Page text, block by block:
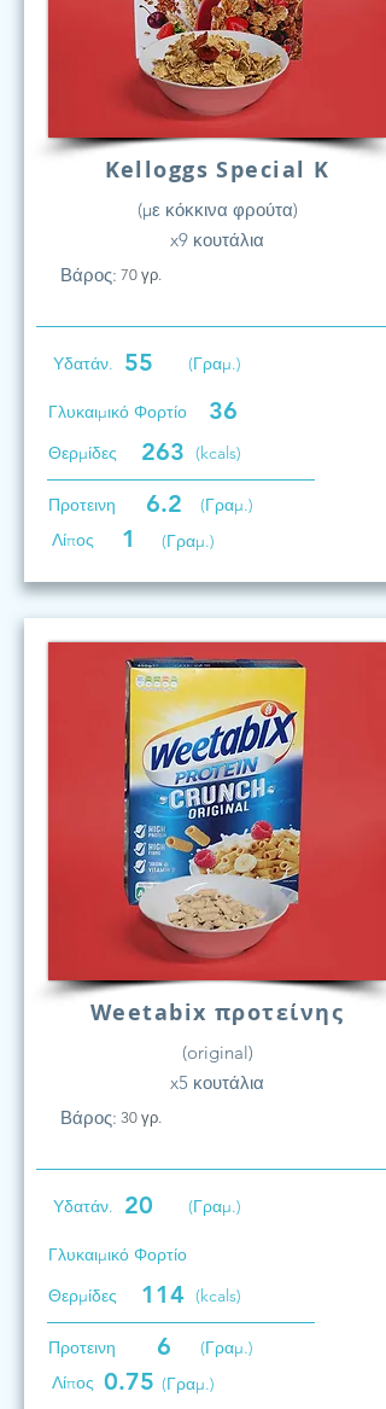
Kelloggs Special K
(με κόκκινα φρούτα)
x9 κουτάλια
Βάρος: 70 γρ.
Υδατάν. 55 (Γραμ.)
Γλυκαιμικό Φορτίο 36
Θερμίδες 263 (kcals)
Προτεινη 6.2
(Γραμ.)
Λίπος
1 (Γραμ.)
Weetabix προτείνης
(original)
x5 κουτάλια
Βάρος: 30 γρ.
Υδατάν. 20 (Γραμ.)
Γλυκαιμικό Φορτίο
Θερμίδες
114 (kcals)
Προτεινη 6
(Γραμ.)
Λίπος 0.75 (Γραμ.)